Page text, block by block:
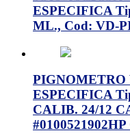
ESPECIFICA
ML., Cod: VD-
PIGNOMETRO
ESPECIFICA
CALIB. 24/12